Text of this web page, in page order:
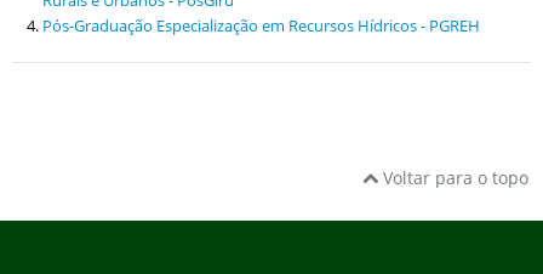
Pós-Graduação Especialização em Recursos Hídricos - PGREH
Voltar para o topo